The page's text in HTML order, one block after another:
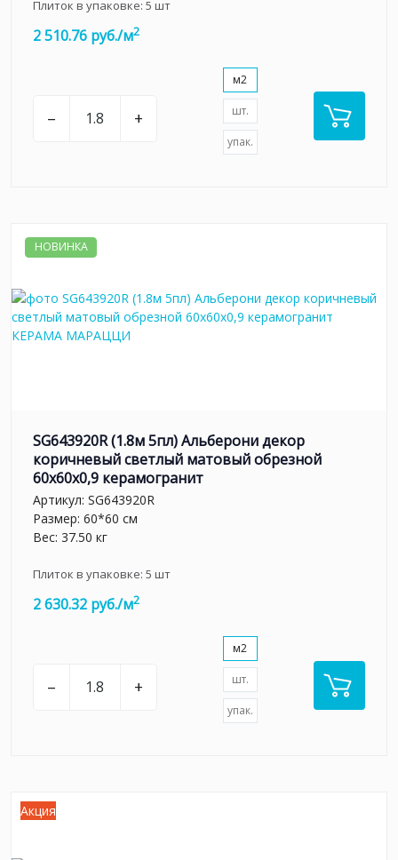
Плиток в упаковке: 5 шт
2 510.76 руб./м2
– +
м2
шт.
упак.
НОВИНКА
SG643920R (1.8м 5пл) Альберони декор
коричневый светлый матовый обрезной
60x60x0,9 керамогранит
Артикул: SG643920R
Размер: 60*60 см
Вес: 37.50 кг
Плиток в упаковке: 5 шт
2 630.32 руб./м2
– +
м2
шт.
упак.
Акция